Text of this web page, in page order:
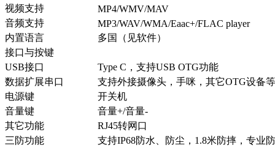
视频支持
MP4/WMV/MAV
音频支持
MP3/WAV/WMA/Eaac+/FLAC player
内置语言
多国（见软件）
接口与按键
USB接口
Type C，支持USB OTG功能
数据扩展串口
支持外接摄像头，手咪，其它OTG设备等
电源键
开关机
音量键
音量+/音量-
其它功能
RJ45转网口
三防功能
支持IP68防水、防尘，1.8米防摔，专业